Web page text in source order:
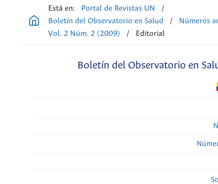
Está en: Portal de Revistas UN
/
Boletín del Observatorio en Salud
/
Números
Vol. 2 Núm. 2 (2009)
/ Editorial
Boletín del Observatorio en